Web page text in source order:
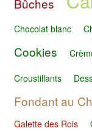
Bûches
Chocolat blanc
Cookies
Croustillants
Fondant au
Galette des Rois